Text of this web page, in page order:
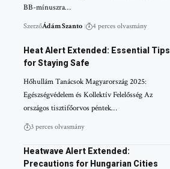
BB-mínuszra…
SzerzőÁdám Szanto 4 perces olvasmány
Heat Alert Extended: Essential Tips
for Staying Safe
Hőhullám Tanácsok Magyarország 2025:
Egészségvédelem és Kollektív Felelősség Az
országos tisztifőorvos péntek…
3 perces olvasmány
Heatwave Alert Extended:
Precautions for Hungarian Cities